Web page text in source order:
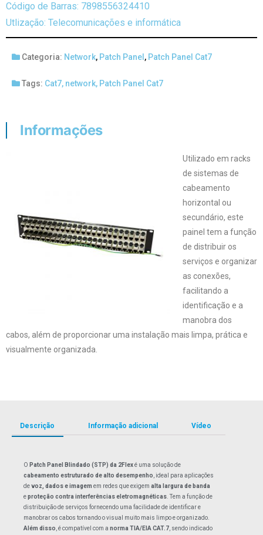
Código de Barras: 7898556324410
Utlização: Telecomunicações e informática
Categoria: Network, Patch Panel , Patch Panel Cat7
Tags: Cat7, network, Patch Panel Cat7
Informações
Utilizado em racks
de sistemas de
cabeamento
horizontal ou
secundário, este
painel tem a função
de distribuir os
serviços e organizar
as conexões,
facilitando a
identificação e a
manobra dos
cabos, além de proporcionar uma instalação mais limpa, prática e
visualmente organizada.
Descrição Informação adicional Vídeo
O Patch Panel Blindado (STP) da 2Flexé uma solução de
cabeamento estruturado de alto desempenho , ideal para aplicações
devoz, dados e imagem em redes que exigem alta largura de banda
eproteção contra interferências eletromagnéticas . Tem a função de
distribuição de serviços fornecendo uma facilidade de identificar e
manobrar os cabos tornando o visual muito mais limpo e organizado.
Além disso , é compatível com a norma TIA/EIA CAT.7 , sendo indicado